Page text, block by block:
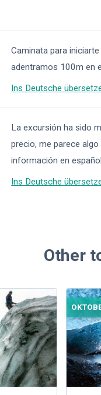
Caminata para
adentramos 100m en
Ins Deutsche
La excursión ha sido
precio, me parece
información en
Ins Deutsche
Other